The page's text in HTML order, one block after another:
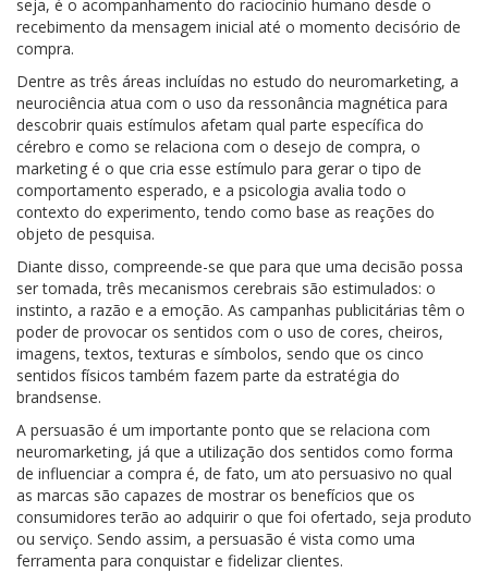
seja, é o acompanhamento do raciocínio humano desde o
recebimento da mensagem inicial até o momento decisório de
compra.
Dentre as três áreas incluídas no estudo do neuromarketing, a
neurociência atua com o uso da ressonância magnética para
descobrir quais estímulos afetam qual parte específica do
cérebro e como se relaciona com o desejo de compra, o
marketing é o que cria esse estímulo para gerar o tipo de
comportamento esperado, e a psicologia avalia todo o
contexto do experimento, tendo como base as reações do
objeto de pesquisa.
Diante disso, compreende-se que para que uma decisão possa
ser tomada, três mecanismos cerebrais são estimulados: o
instinto, a razão e a emoção. As campanhas publicitárias têm o
poder de provocar os sentidos com o uso de cores, cheiros,
imagens, textos, texturas e símbolos, sendo que os cinco
sentidos físicos também fazem parte da estratégia do
brandsense.
A persuasão é um importante ponto que se relaciona com
neuromarketing, já que a utilização dos sentidos como forma
de influenciar a compra é, de fato, um ato persuasivo no qual
as marcas são capazes de mostrar os benefícios que os
consumidores terão ao adquirir o que foi ofertado, seja produto
ou serviço. Sendo assim, a persuasão é vista como uma
ferramenta para conquistar e fidelizar clientes.